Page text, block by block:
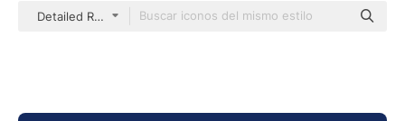
Detailed Rounded Lineal